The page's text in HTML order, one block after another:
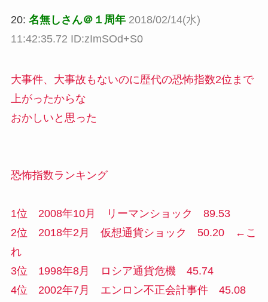
20: 名無しさん＠１周年 2018/02/14(水)
11:42:35.72 ID:zImSOd+S0
大事件、大事故もないのに歴代の恐怖指数2位まで
上がったからな
おかしいと思った
恐怖指数ランキング
1位 2008年10月 リーマンショック 89.53
2位 2018年2月 仮想通貨ショック 50.20 ←こ
れ
3位 1998年8月 ロシア通貨危機 45.74
4位 2002年7月 エンロン不正会計事件 45.08